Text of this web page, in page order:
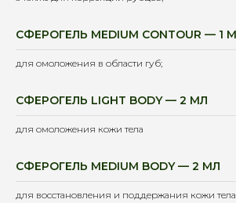
СФЕРОГЕЛЬ MEDIUM CONTOUR — 1
для омоложения в области губ;
СФЕРОГЕЛЬ LIGHT BODY — 2 МЛ
для омоложения кожи тела
СФЕРОГЕЛЬ MEDIUM BODY — 2 МЛ
для восстановления и поддержания кожи